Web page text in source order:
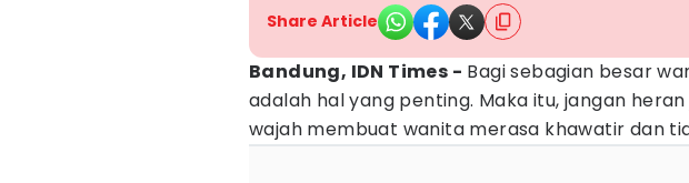
Share Article
Bandung, IDN Times - Bagi sebagian besar
adalah hal yang penting. Maka itu, jangan
wajah membuat wanita merasa khawatir dan